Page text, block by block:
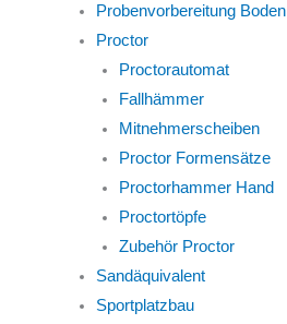
Probenvorbereitung Boden
Proctor
Proctorautomat
Fallhämmer
Mitnehmerscheiben
Proctor Formensätze
Proctorhammer Hand
Proctortöpfe
Zubehör Proctor
Sandäquivalent
Sportplatzbau